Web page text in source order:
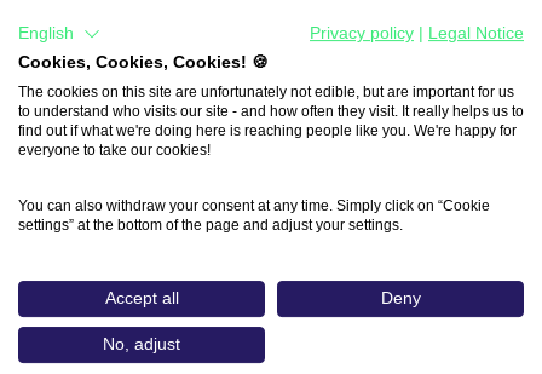
English Privacy policy
Legal Notice
Cookies, Cookies, Cookies! 🍪
The cookies on this site are unfortunately not edible, but are important for us
to understand who visits our site - and how often they visit. It really helps us to
find out if what we're doing here is reaching people like you. We're happy for
everyone to take our cookies!
You can also withdraw your consent at any time. Simply click on “Cookie
settings” at the bottom of the page and adjust your settings.
Accept all Deny
No, adjust